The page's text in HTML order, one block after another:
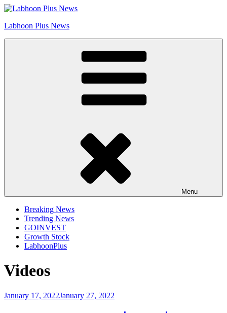
Skip
content
Labhoon Plus News
Menu
Breaking News
Trending News
GOINVEST
Growth Stock
LabhoonPlus
Videos
Posted
January 17, 2022January 27, 2022